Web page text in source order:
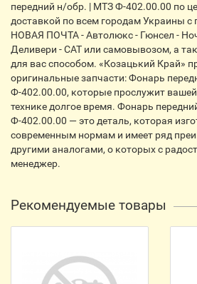
передний н/обр. | МТЗ Ф-402.00.00 по
доставкой по всем городам Украины
НОВАЯ ПОЧТА - Автолюкс - Гюнсел -
Деливери - CАТ или самовывозом, а
для вас способом. «Козацький Край»
оригинальные запчасти: Фонарь
Ф-402.00.00, которые прослужит вашей
технике долгое время. Фонарь
Ф-402.00.00 — это деталь, которая
современным нормам и имеет ряд
другими аналогами, о которых с
менеджер.
Рекомендуемые товары